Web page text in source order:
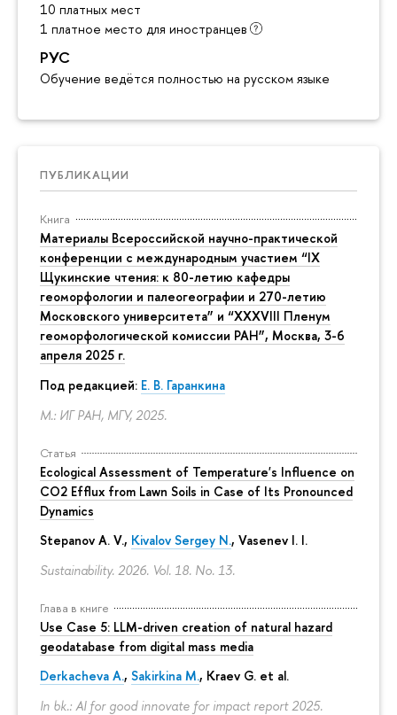
10 платных мест
1 платное место для иностранцев
РУС
Обучение ведётся полностью на русском языке
ПУБЛИКАЦИИ
Книга
Материалы Всероссийской научно-практической
конференции с международным участием “IX
Щукинские чтения: к 80-летию кафедры
геоморфологии и палеогеографии и 270-летию
Московского университета” и “XXXVIII Пленум
геоморфологической комиссии РАН”, Москва, 3-6
апреля 2025 г.
Под редакцией: Е. В. Гаранкина
М.: ИГ РАН, МГУ, 2025.
Статья
Ecological Assessment of Temperature's Influence on
CO2 Efflux from Lawn Soils in Case of Its Pronounced
Dynamics
Stepanov A. V., Kivalov Sergey N., Vasenev I. I.
Sustainability. 2026. Vol. 18. No. 13.
Глава в книге
Use Case 5: LLM-driven creation of natural hazard
geodatabase from digital mass media
Derkacheva A., Sakirkina M., Kraev G. et al.
In bk.: AI for good innovate for impact report 2025.